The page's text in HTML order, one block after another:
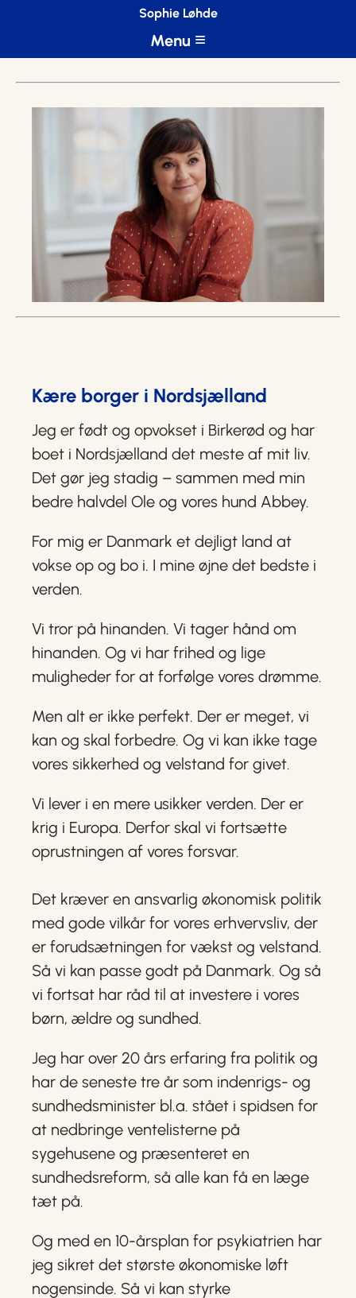
Sophie Løhde
Kære borger i Nordsjælland
Jeg er født og opvokset i Birkerød og har
boet i Nordsjælland det meste af mit liv.
Det gør jeg stadig – sammen med min
bedre halvdel Ole og vores hund Abbey.
For mig er Danmark et dejligt land at
vokse op og bo i. I mine øjne det bedste i
verden.
Vi tror på hinanden. Vi tager hånd om
hinanden. Og vi har frihed og lige
muligheder for at forfølge vores drømme.
Men alt er ikke perfekt. Der er meget, vi
kan og skal forbedre. Og vi kan ikke tage
vores sikkerhed og velstand for givet.
Vi lever i en mere usikker verden. Der er
krig i Europa. Derfor skal vi fortsætte
oprustningen af vores forsvar.
Det kræver en ansvarlig økonomisk politik
med gode vilkår for vores erhvervsliv, der
er forudsætningen for vækst og velstand.
Så vi kan passe godt på Danmark. Og så
vi fortsat har råd til at investere i vores
børn, ældre og sundhed.
Jeg har over 20 års erfaring fra politik og
har de seneste tre år som indenrigs- og
sundhedsminister bl.a. stået i spidsen for
at nedbringe ventelisterne på
sygehusene og præsenteret en
sundhedsreform, så alle kan få en læge
tæt på.
Og med en 10-årsplan for psykiatrien har
jeg sikret det største økonomiske løft
nogensinde. Så vi kan styrke